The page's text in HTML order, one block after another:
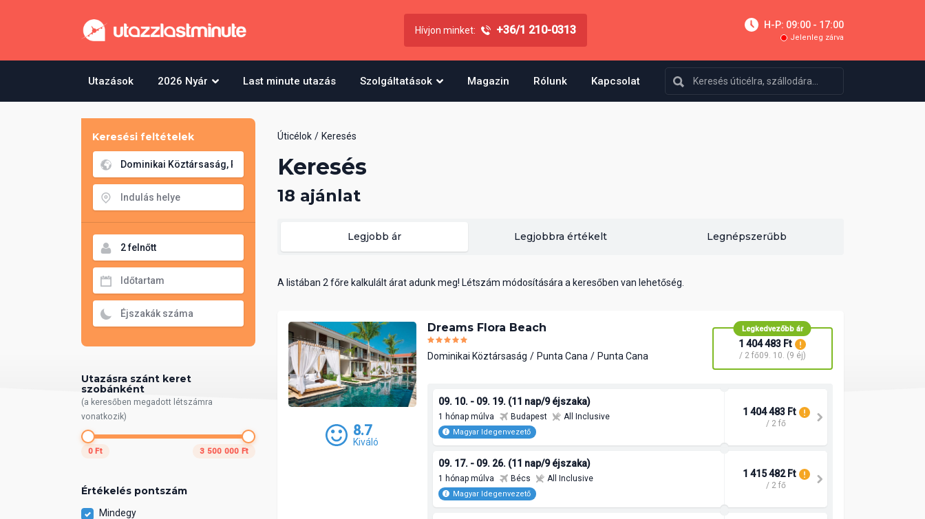
Hívjon minket: +36/1 210-0313 H-P: 09:00 - 17:00
Jelenleg zárva
Utazások 2026 Nyár Last minute utazás Szolgáltatások Magazin Rólunk Kapcsolat
Keresési feltételek
Utazásra szánt keret
szobánként
(a keresőben megadott létszámra
vonatkozik)
0 Ft 3 500 000 Ft
Értékelés pontszám
Mindegy
Úticélok Keresés
Keresés
18 ajánlat
Legjobb ár Legjobbra értékelt Legnépszerűbb
A listában 2 főre kalkulált árat adunk meg! Létszám módosítására a keresőben van lehetőség.
8.7
Kiváló
Dreams Flora Beach
Dominikai Köztársaság Punta Cana Punta Cana
Legkedvezőbb ár
1 404 483 Ft
/ 2 fő09. 10. (9 éj)
09. 10. - 09. 19. (11 nap/9 éjszaka)
1 hónap múlva Budapest All Inclusive
Magyar Idegenvezető
1 404 483 Ft
/ 2 fő
09. 17. - 09. 26. (11 nap/9 éjszaka)
1 hónap múlva Bécs All Inclusive
Magyar Idegenvezető
1 415 482 Ft
/ 2 fő